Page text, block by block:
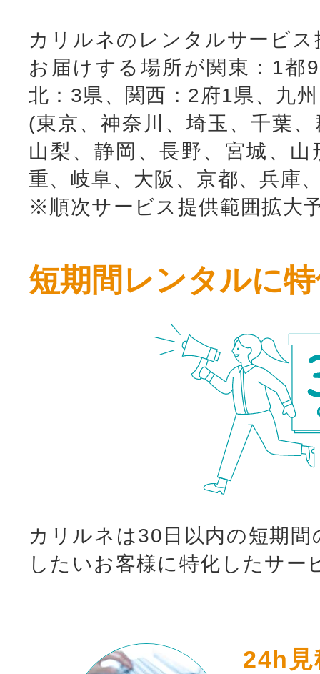
カリルネのレンタルサービ
お届けする場所が関東：1都
北：3県、関西：2府1県、九
(東京、神奈川、埼玉、千葉
山梨、静岡、長野、宮城、
重、岐阜、大阪、京都、兵庫
※順次サービス提供範囲拡大
短期間レンタルに
カリルネは30日以内の短期
したいお客様に特化したサー
24h見